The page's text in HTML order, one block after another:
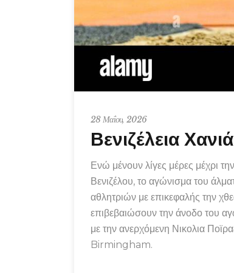
28 Μαΐου, 2026
Βενιζέλεια
Ενώ μένουν λίγες μέρες μέχρι
Βενιζέλου, το αγώνισμα του
αθλητριών με επικεφαλής την
επιβεβαιώσουν την άνοδο του
με την ανερχόμενη Νικολια
Birmingham.